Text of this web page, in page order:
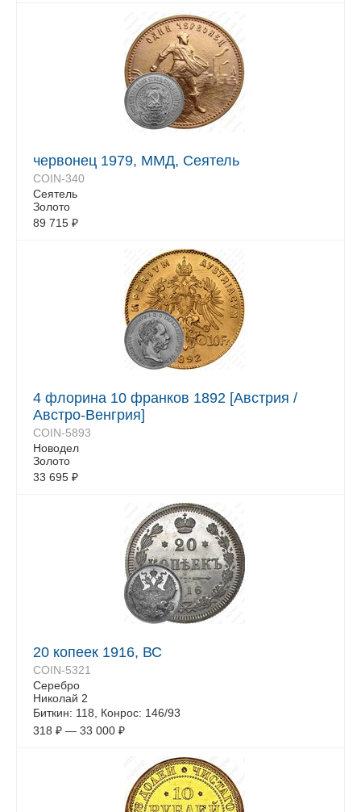
червонец 1979, ММД, Сеятель
COIN-340
Сеятель
Золото
89 715 ₽
4 флорина 10 франков 1892 [Австрия /
Австро-Венгрия]
COIN-5893
Новодел
Золото
33 695 ₽
20 копеек 1916, ВС
COIN-5321
Серебро
Николай 2
Биткин: 118, Конрос: 146/93
318 ₽ — 33 000 ₽